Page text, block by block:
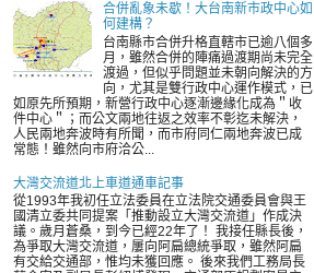
合併亂象未歇！大台南新市政中心如
何建構？
台南縣市合併升格直轄市已逾八個多
月，雖然合併的陣痛過渡期尚未完全
渡過，但似乎問題並未朝向解決的方
向，尤其是雙行政中心運作模式，已
如原先所預期，新營行政中心逐漸邊緣化成為＂收
件中心＂；而公文兩地往返之效率不彰迄未解決，
人民兩地奔波時有所聞，而市府同仁兩地奔波已成
常態！雖然向市府洽公...
大灣交流道北上車道通車記事
從1993年我初任立法委員在立法院交通委員會與王
國清立委共同提案「推動設立大灣交流道」作成決
議。歲月蒼桑，到今已經22年了！ 我接任縣長後，
為爭取大灣交流道，屢向阿扁總統爭取，雖然阿扁
有交給交通部，惟均未獲回應。 後來我們工務局長